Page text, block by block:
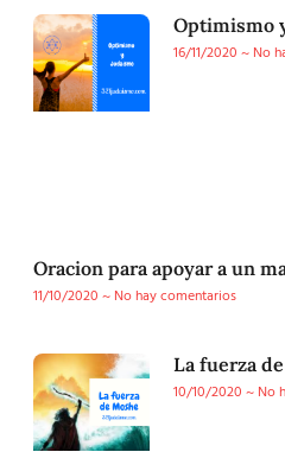
Optimismo
16/11/2020
No
Oracion para apoyar a un
11/10/2020
No hay comentarios
La fuerza
10/10/2020
No